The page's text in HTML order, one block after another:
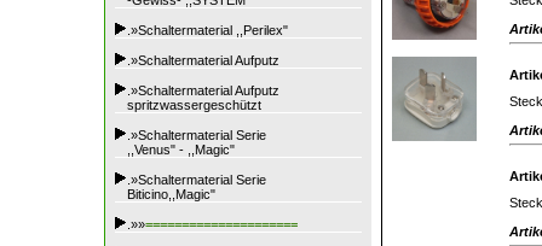
.»Schaltermaterial ,,Perilex"
.»Schaltermaterial Aufputz
.»Schaltermaterial Aufputz
spritzwassergeschützt
.»Schaltermaterial Serie
,,Venus" - ,,Magic"
.»Schaltermaterial Serie
Biticino,,Magic"
.»»=====================